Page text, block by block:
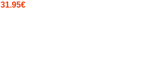
31.95€